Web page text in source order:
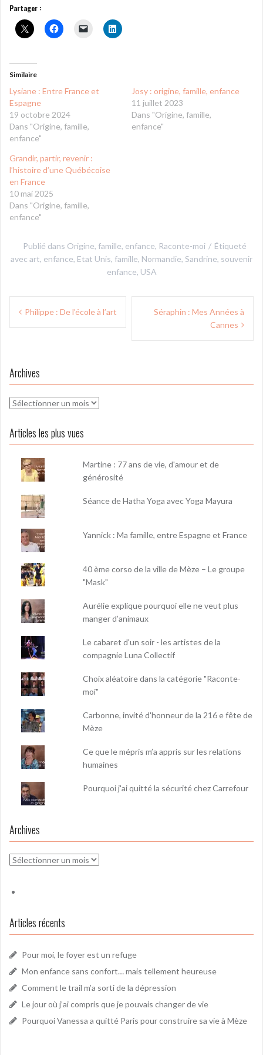
Partager :
Similaire
Lysiane : Entre France et
Espagne
19 octobre 2024
Dans "Origine, famille,
enfance"
Josy : origine, famille, enfance
11 juillet 2023
Dans "Origine, famille,
enfance"
Grandir, partir, revenir :
l’histoire d’une Québécoise
en France
10 mai 2025
Dans "Origine, famille,
enfance"
Publié dans Origine, famille, enfance, Raconte-moi
Étiqueté
avec art, enfance, Etat Unis, famille, Normandie, Sandrine, souvenir
enfance, USA
Navigation
Philippe : De l’école à l’art
Séraphin : Mes Années à
Cannes
Archives
Archives
Articles les plus vues
Martine : 77 ans de vie, d'amour et de
générosité
Séance de Hatha Yoga avec Yoga Mayura
Yannick : Ma famille, entre Espagne et France
40 ème corso de la ville de Mèze – Le groupe
"Mask"
Aurélie explique pourquoi elle ne veut plus
manger d’animaux
Le cabaret d'un soir - les artistes de la
compagnie Luna Collectif
Choix aléatoire dans la catégorie "Raconte-
moi"
Carbonne, invité d'honneur de la 216 e fête de
Mèze
Ce que le mépris m’a appris sur les relations
humaines
Pourquoi j'ai quitté la sécurité chez Carrefour
Archives
Archives
Articles récents
Pour moi, le foyer est un refuge
Mon enfance sans confort… mais tellement heureuse
Comment le trail m’a sorti de la dépression
Le jour où j’ai compris que je pouvais changer de vie
Pourquoi Vanessa a quitté Paris pour construire sa vie à Mèze